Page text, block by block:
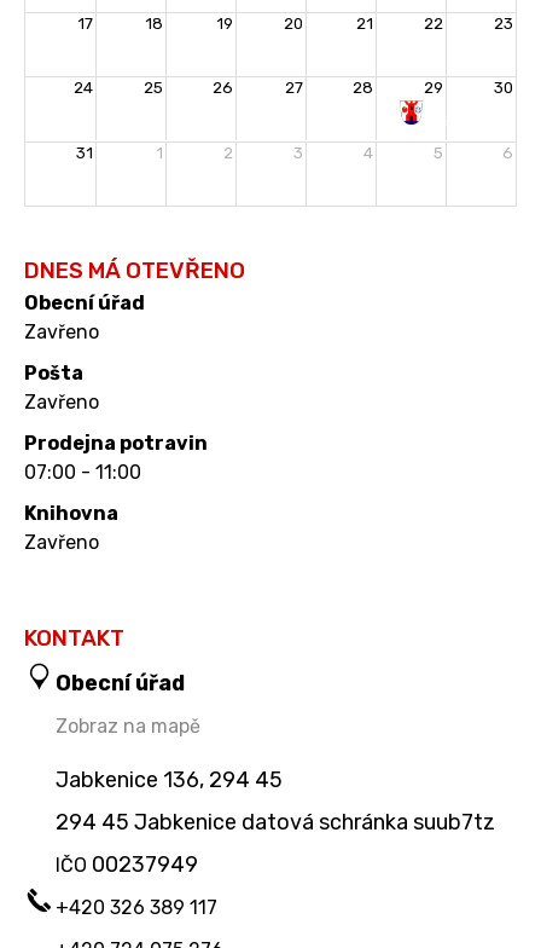
17 18 19 20 21 22 23
24 25 26 27 28 29
30
Rozloučení
31 1 2 3 4 5 6
DNES MÁ OTEVŘENO
Obecní úřad
Zavřeno
Pošta
Zavřeno
Prodejna potravin
07:00 - 11:00
Knihovna
Zavřeno
KONTAKT
Obecní úřad
Zobraz na mapě
Jabkenice 136, 294 45
294 45 Jabkenice datová schránka suub7tz
IČO 00237949
+420 326 389 117